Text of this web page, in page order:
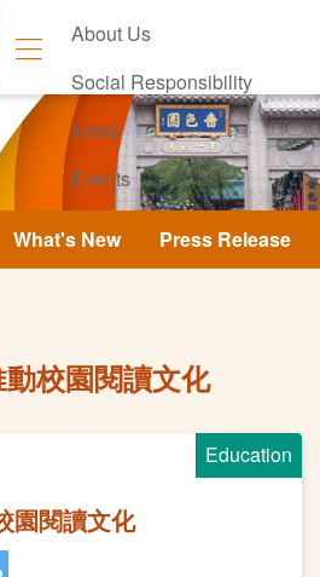
About Us
Social Responsibility
News
Events
Contact Us
What's New Press Release
校園閱讀文化
Education
園閱讀文化